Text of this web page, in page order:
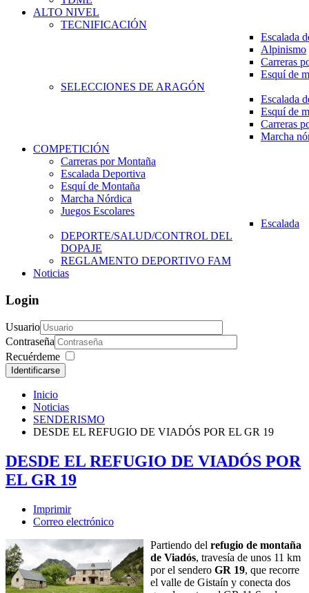
ALTO NIVEL
TECNIFICACIÓN
Escalada
Alpinismo
Carreras
Esquí de
SELECCIONES DE ARAGÓN
Escalada
Esquí de
Carreras
Marcha
COMPETICIÓN
Carreras por Montaña
Escalada Deportiva
Esquí de Montaña
Marcha Nórdica
Juegos Escolares
Escalada
DEPORTE/SALUD/CONTROL DEL
DOPAJE
REGLAMENTO DEPORTIVO FAM
Noticias
Login
Usuario
Contraseña
Recuérdeme
Identificarse
Inicio
Noticias
SENDERISMO
DESDE EL REFUGIO DE VIADÓS POR EL GR 19
DESDE EL REFUGIO DE VIADÓS POR
EL GR 19
Imprimir
Correo electrónico
Partiendo del refugio de montaña
de Viadós, travesía de unos 11 km
por el sendero GR 19, que recorre
el valle de Gistaín y conecta dos